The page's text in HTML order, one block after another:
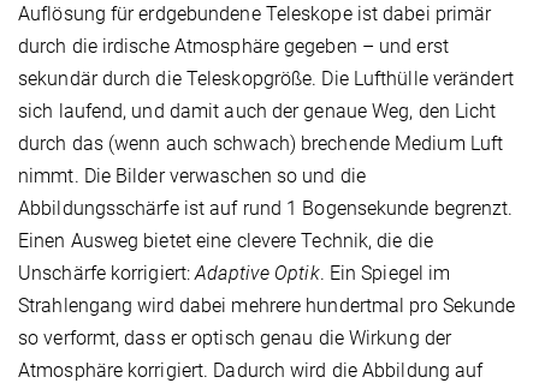
Auflösung für erdgebundene Teleskope ist dabei primär
durch die irdische Atmosphäre gegeben – und erst
sekundär durch die Teleskopgröße. Die Lufthülle verändert
sich laufend, und damit auch der genaue Weg, den Licht
durch das (wenn auch schwach) brechende Medium Luft
nimmt. Die Bilder verwaschen so und die
Abbildungsschärfe ist auf rund 1 Bogensekunde begrenzt.
Einen Ausweg bietet eine clevere Technik, die die
Unschärfe korrigiert:Adaptive Optik. Ein Spiegel im
Strahlengang wird dabei mehrere hundertmal pro Sekunde
so verformt, dass er optisch genau die Wirkung der
Atmosphäre korrigiert. Dadurch wird die Abbildung auf